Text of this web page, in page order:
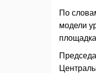
По
модели